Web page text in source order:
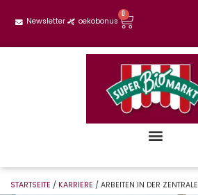
Newsletter oekobonus
0
STARTSEITE / KARRIERE / ARBEITEN IN DER ZENTRALE